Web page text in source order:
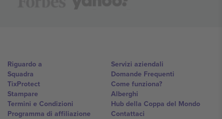
Riguardo a
Squadra
TixProtect
Stampare
Termini e Condizioni
Programma di affiliazione
Servizi aziendali
Domande Frequenti
Come funziona?
Alberghi
Hub della Coppa del Mondo
Contattaci